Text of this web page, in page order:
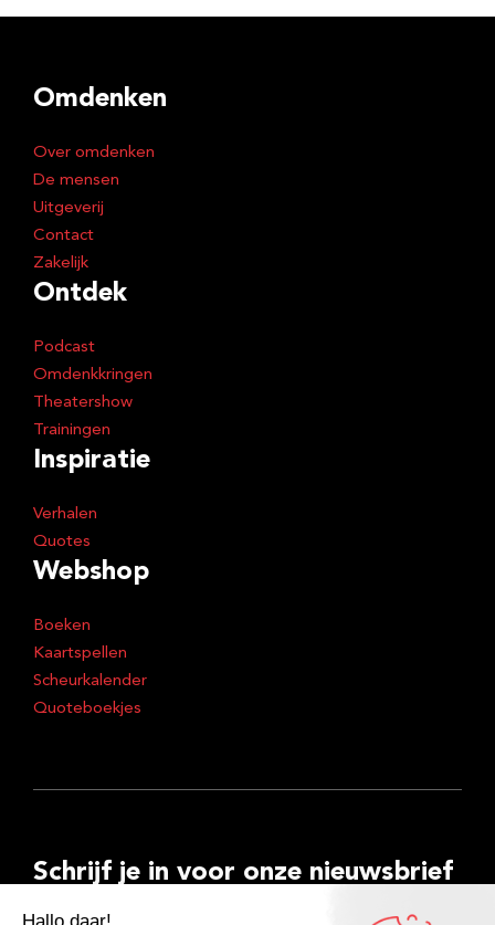
Omdenken
Over omdenken
De mensen
Uitgeverij
Contact
Zakelijk
Ontdek
Podcast
Omdenkkringen
Theatershow
Trainingen
Inspiratie
Verhalen
Quotes
Webshop
Boeken
Kaartspellen
Scheurkalender
Quoteboekjes
Schrijf je in voor onze nieuwsbrief